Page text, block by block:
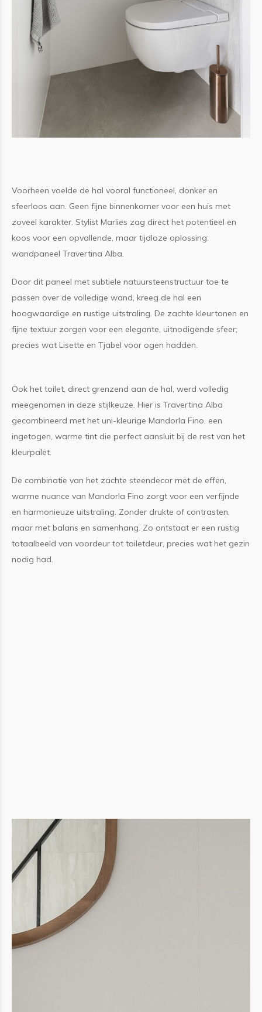
Voorheen voelde de hal vooral functioneel, donker en
sfeerloos aan. Geen fijne binnenkomer voor een huis met
zoveel karakter. Stylist Marlies zag direct het potentieel en
koos voor een opvallende, maar tijdloze oplossing:
wandpaneel Travertina Alba.
Door dit paneel met subtiele natuursteenstructuur toe te
passen over de volledige wand, kreeg de hal een
hoogwaardige en rustige uitstraling. De zachte kleurtonen en
fijne textuur zorgen voor een elegante, uitnodigende sfeer;
precies wat Lisette en Tjabel voor ogen hadden.
Ook het toilet, direct grenzend aan de hal, werd volledig
meegenomen in deze stijlkeuze. Hier is Travertina Alba
gecombineerd met het uni-kleurige Mandorla Fino, een
ingetogen, warme tint die perfect aansluit bij de rest van het
kleurpalet.
De combinatie van het zachte steendecor met de effen,
warme nuance van Mandorla Fino zorgt voor een verfijnde
en harmonieuze uitstraling. Zonder drukte of contrasten,
maar met balans en samenhang. Zo ontstaat er een rustig
totaalbeeld van voordeur tot toiletdeur, precies wat het gezin
nodig had.